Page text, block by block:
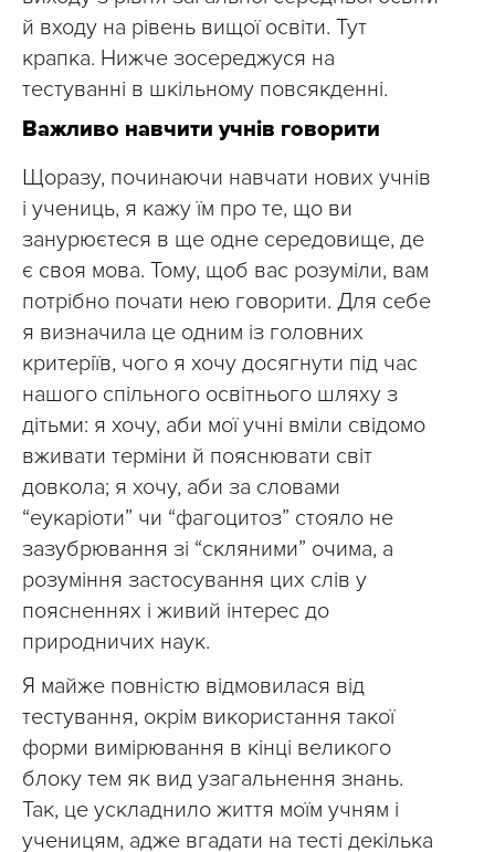
й входу на рівень вищої освіти. Тут
крапка. Нижче зосереджуся на
тестуванні в шкільному повсякденні.
Важливо навчити учнів говорити
Щоразу, починаючи навчати нових учнів
і учениць, я кажу їм про те, що ви
занурюєтеся в ще одне середовище, де
є своя мова. Тому, щоб вас розуміли, вам
потрібно почати нею говорити. Для себе
я визначила це одним із головних
критеріїв, чого я хочу досягнути під час
нашого спільного освітнього шляху з
дітьми: я хочу, аби мої учні вміли свідомо
вживати терміни й пояснювати світ
довкола; я хочу, аби за словами
“еукаріоти” чи “фагоцитоз” стояло не
зазубрювання зі “скляними” очима, а
розуміння застосування цих слів у
поясненнях і живий інтерес до
природничих наук.
Я майже повністю відмовилася від
тестування, окрім використання такої
форми вимірювання в кінці великого
блоку тем як вид узагальнення знань.
Так, це ускладнило життя моїм учням і
ученицям, адже вгадати на тесті декілька